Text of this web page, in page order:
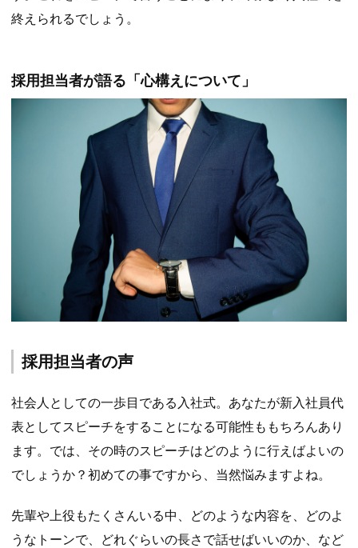
終えられるでしょう。
採用担当者が語る「心構えについて」
採用担当者の声
社会人としての一歩目である入社式。あなたが新入社員代
表としてスピーチをすることになる可能性ももちろんあり
ます。では、その時のスピーチはどのように行えばよいの
でしょうか？初めての事ですから、当然悩みますよね。
先輩や上役もたくさんいる中、どのような内容を、どのよ
うなトーンで、どれぐらいの長さで話せばいいのか、など